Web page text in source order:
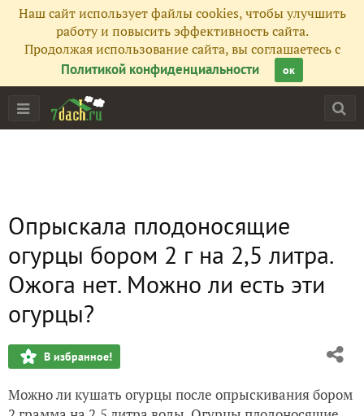
Наш сайт использует файлы cookies, чтобы улучшить
работу и повысить эффективность сайта.
Продолжая использование сайта, вы соглашаетесь с
Политикой конфиденциальности
ок
Опрыскала плодоносящие
огурцы бором 2 г на 2,5 литра.
Ожога нет. Можно ли есть эти
огурцы?
В избранное!
Можно ли кушать огурцы после опрыскивания бором